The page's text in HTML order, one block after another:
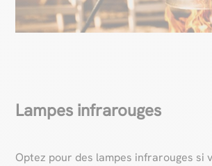
Lampes infrarouges
Optez pour des lampes infrarouges si